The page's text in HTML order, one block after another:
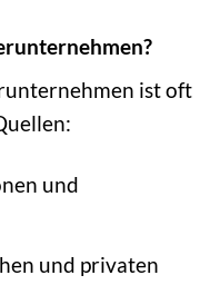
ist oft
und
und privaten